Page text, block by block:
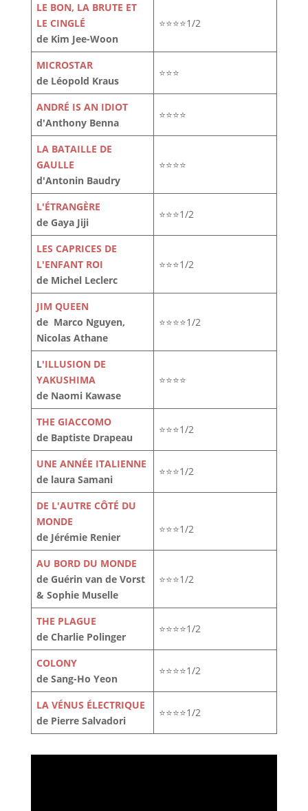
LE BON, LA BRUTE ET
LE CINGLÉ
de Kim Jee-Woon
⭐⭐⭐⭐1/2
MICROSTAR
de Léopold Kraus
⭐⭐⭐
ANDRÉ IS AN IDIOT
d'Anthony Benna
⭐⭐⭐⭐
LA BATAILLE DE
GAULLE
d'Antonin Baudry
⭐⭐⭐⭐
L'ÉTRANGÈRE
de Gaya Jiji
⭐⭐⭐1/2
LES CAPRICES DE
L'ENFANT ROI
de Michel Leclerc
⭐⭐⭐1/2
JIM QUEEN
de Marco Nguyen,
Nicolas Athane
⭐⭐⭐⭐1/2
L'ILLUSION DE
YAKUSHIMA
de Naomi Kawase
⭐⭐⭐⭐
THE GIACCOMO
de Baptiste Drapeau
⭐⭐⭐1/2
UNE ANNÉE ITALIENNE
de laura Samani
⭐⭐⭐1/2
DE L'AUTRE CÔTÉ DU
MONDE
de Jérémie Renier
⭐⭐⭐1/2
AU BORD DU MONDE
de Guérin van de Vorst
& Sophie Muselle
⭐⭐⭐1/2
THE PLAGUE
de Charlie Polinger
⭐⭐⭐⭐1/2
COLONY
de Sang-Ho Yeon
⭐⭐⭐⭐1/2
LA VÉNUS ÉLECTRIQUE
de Pierre Salvadori
⭐⭐⭐⭐1/2